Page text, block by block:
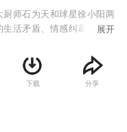
厨师石为天和球星徐小阳两
生活矛盾、情感纠葛，而打
为观众延续着这个讲不完
展开
下载 分享